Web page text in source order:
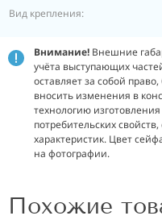
Вид крепления:
Внимание! Внешние
учёта выступающих
оставляет за собой
вносить изменения в
технологию
потребительских
характеристик. Цвет
на фотографии.
Похожие